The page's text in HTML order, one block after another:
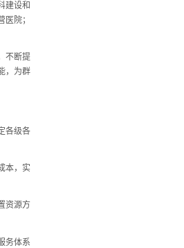
建设和
院；
不断提
，为群
各级各
本，实
资源方
务体系